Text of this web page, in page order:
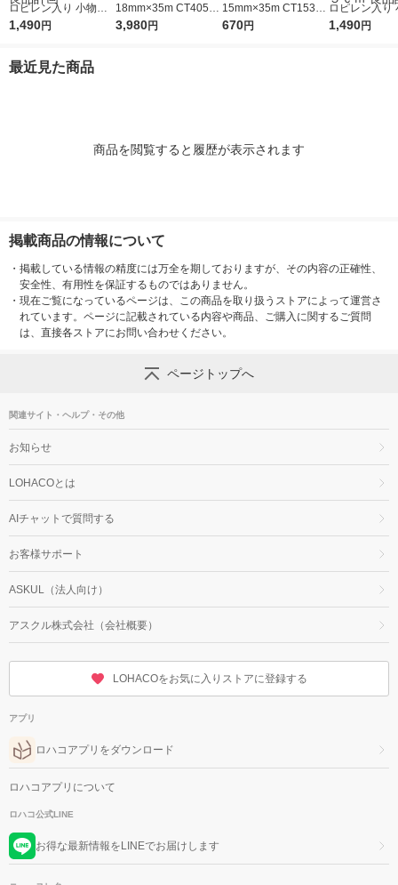
ロピレン入り 小物収
納ケース 大 ホワイト
ｍ 良品計画
1,490円
18mm×35m CT405A
P-18 1セット（10巻
3,980円
15mm×35m CT1535-
5P 1パック（5巻入）
670円
ロピレン入り
納ケース ワイ
1,490円
最近見た商品
商品を閲覧すると履歴が表示されます
掲載商品の情報について
・ 掲載している情報の精度には万全を期しておりますが、その内容の正確性、
安全性、有用性を保証するものではありません。
・ 現在ご覧になっているページは、この商品を取り扱うストアによって運営さ
れています。ページに記載されている内容や商品、ご購入に関するご質問
は、直接各ストアにお問い合わせください。
ページトップへ
関連サイト・ヘルプ・その他
お知らせ
LOHACOとは
AIチャットで質問する
お客様サポート
ASKUL（法人向け）
アスクル株式会社（会社概要）
LOHACOをお気に入りストアに登録する
アプリ
ロハコアプリをダウンロード
ロハコアプリについて
ロハコ公式LINE
お得な最新情報をLINEでお届けします